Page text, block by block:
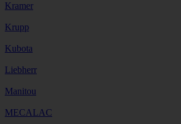
Kramer
Krupp
Kubota
Liebherr
Manitou
MECALAC